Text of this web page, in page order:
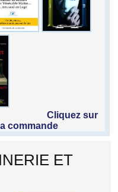
Cliquez sur
commande
ET